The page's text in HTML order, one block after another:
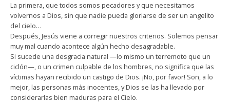
La primera, que todos somos pecadores y que necesitamos
volvernos a Dios, sin que nadie pueda gloriarse de ser un angelito
del cielo…
Después, Jesús viene a corregir nuestros criterios. Solemos pensar
muy mal cuando acontece algún hecho desagradable.
Si sucede una desgracia natural —lo mismo un terremoto que un
ciclón—, o un crimen culpable de los hombres, no significa que las
víctimas hayan recibido un castigo de Dios. ¡No, por favor! Son, a lo
mejor, las personas más inocentes, y Dios se las ha llevado por
considerarlas bien maduras para el Cielo.